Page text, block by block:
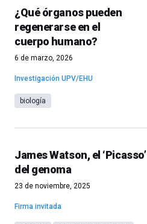
¿Qué órganos pueden
regenerarse en el
cuerpo humano?
6 de marzo, 2026
Investigación UPV/EHU
biología
James Watson, el ‘Picasso’
del genoma
23 de noviembre, 2025
Firma invitada